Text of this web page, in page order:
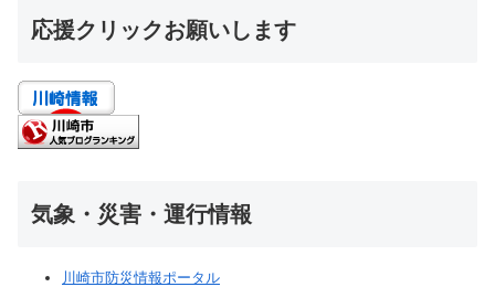
応援クリックお願いします
気象・災害・運行情報
川崎市防災情報ポータル